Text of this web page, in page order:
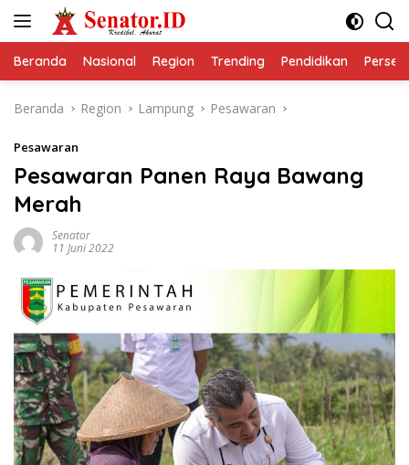
Beranda Nasional Region Trending Pendidikan
Beranda Region Lampung Pesawaran
Pesawaran
Pesawaran Panen Raya Bawang
Merah
Senator
11 Juni 2022